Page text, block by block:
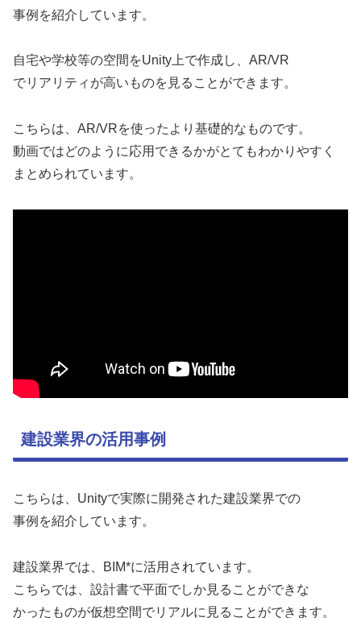
事例を紹介しています。
自宅や学校等の空間をUnity上で作成し、AR/VR
でリアリティが高いものを見ることができます。
こちらは、AR/VRを使ったより基礎的なものです。
動画ではどのように応用できるかがとてもわかりやすく
まとめられています。
建設業界の活用事例
こちらは、Unityで実際に開発された建設業界での
事例を紹介しています。
建設業界では、BIM*に活用されています。
こちらでは、設計書で平面でしか見ることができな
かったものが仮想空間でリアルに見ることができます。